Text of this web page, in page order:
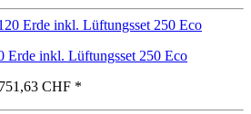
Erde inkl. Lüftungsset 250 Eco
CHF *